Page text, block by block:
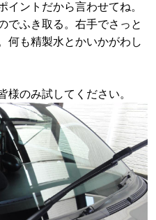
イントだから言わせてね。
でふき取る。右手でさっと
何も精製水とかいかがわし
様のみ試してください。